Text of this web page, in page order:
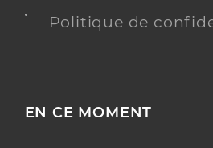
Politique de
EN CE MOMENT